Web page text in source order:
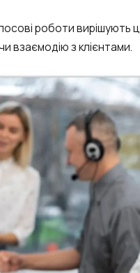
роботи
взаємодію з клієнтами.